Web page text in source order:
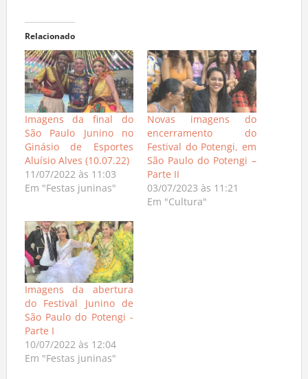
Relacionado
Imagens da final do
São Paulo Junino no
Ginásio de Esportes
Aluísio Alves (10.07.22)
11/07/2022 às 11:03
Em "Festas juninas"
Novas imagens do
encerramento do
Festival do Potengi, em
São Paulo do Potengi –
Parte II
03/07/2023 às 11:21
Em "Cultura"
Imagens da abertura
do Festival Junino de
São Paulo do Potengi -
Parte I
10/07/2022 às 12:04
Em "Festas juninas"